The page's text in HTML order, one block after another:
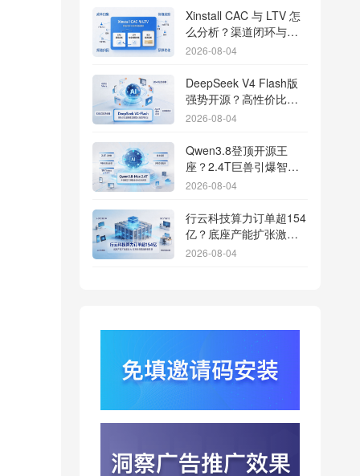
Xinstall CAC 与 LTV 怎
么分析？渠道闭环与投
放回报解析
2026-08-04
DeepSeek V4 Flash版
强势开源？高性价比基
座模型重塑长尾应用全
2026-08-04
Qwen3.8登顶开源王
座？2.4T巨兽引爆智能
体免填邀请码分发潮
2026-08-04
行云科技算力订单超154
亿？底座产能扩张激活
AI应用多终端流转新周
2026-08-04
因升级
DeepSeek跑分超
GPT5.6？超低价API引
爆智能体工具免填码安
2026-08-03
蚂蚁灵波首轮拟募资15
落地凸显全链路设备归
因紧迫性
2026-08-03